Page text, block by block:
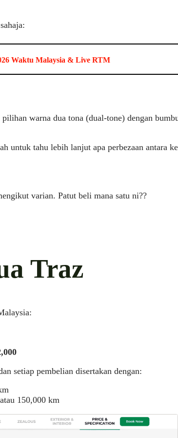
Waktu Malaysia & Live RTM
warna dua tona (dual-tone) dengan
untuk tahu lebih lanjut apa perbezaan antara
varian. Patut beli mana satu ni??
Traz
setiap pembelian disertakan dengan:
150,000 km